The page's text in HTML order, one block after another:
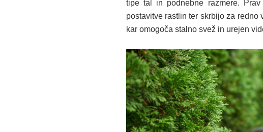
tipe tal in podnebne razmere.
postavitve rastlin ter skrbijo za
kar omogoča stalno svež in urejen